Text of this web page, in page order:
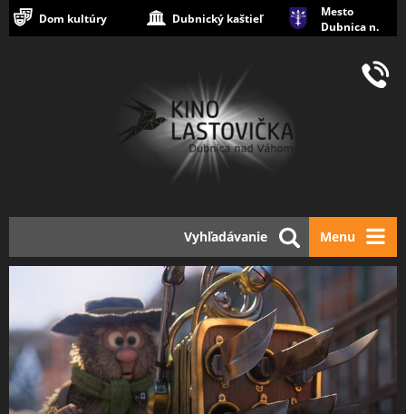
Dom kultúry Dubnický kaštieľ
Mesto
Dubnica n.
Menu
Vyhľadávanie